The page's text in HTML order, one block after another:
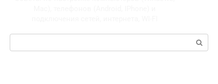
Поиск: